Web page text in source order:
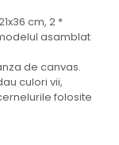
cm, 2 *
asamblat
de canvas.
culori vii,
folosite